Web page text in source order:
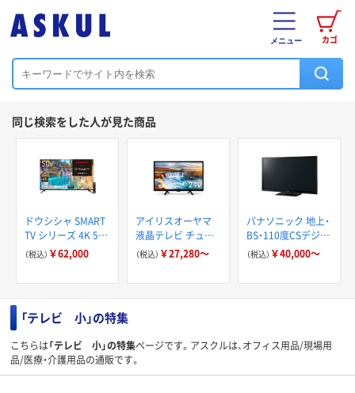
カゴ
メニュー
同じ検索をした人が見た商品
ドウシシャ SMART
TV シリーズ 4K 50V
型液晶テレビ
OLS50RD10 1台
（税込） ￥62,000
アイリスオーヤマ
液晶テレビ チュー
ナー内蔵 ハイビジ
ョン Wチューナー
（税込） ￥27,280～
パナソニック 地上・
BS・110度CSデジタ
ルハイビジョン液晶
（税込） ￥40,000～
「テレビ 小」の特集
こちらは「テレビ 小」の特集ページです。アスクルは、オフィス用品/現場用
品/医療・介護用品の通販です。